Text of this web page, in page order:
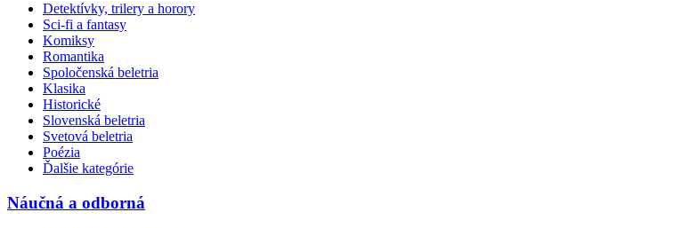
Detektívky, trilery a horory
Sci-fi a fantasy
Komiksy
Romantika
Spoločenská beletria
Klasika
Historické
Slovenská beletria
Svetová beletria
Poézia
Ďalšie kategórie
Náučná a odborná